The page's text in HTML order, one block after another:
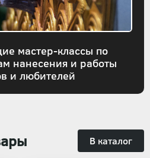
мастер-классы по
нанесения и работы
и любителей
В каталог